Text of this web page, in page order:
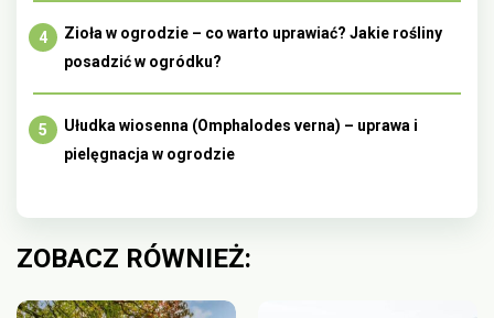
Zioła w ogrodzie – co warto uprawiać? Jakie rośliny
posadzić w ogródku?
Ułudka wiosenna (Omphalodes verna) – uprawa i
pielęgnacja w ogrodzie
ZOBACZ RÓWNIEŻ: